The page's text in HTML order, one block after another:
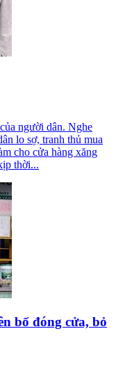
người dân. Nghe
lo sợ, tranh thủ mua
cho cửa hàng xăng
thời...
bố đóng cửa, bỏ